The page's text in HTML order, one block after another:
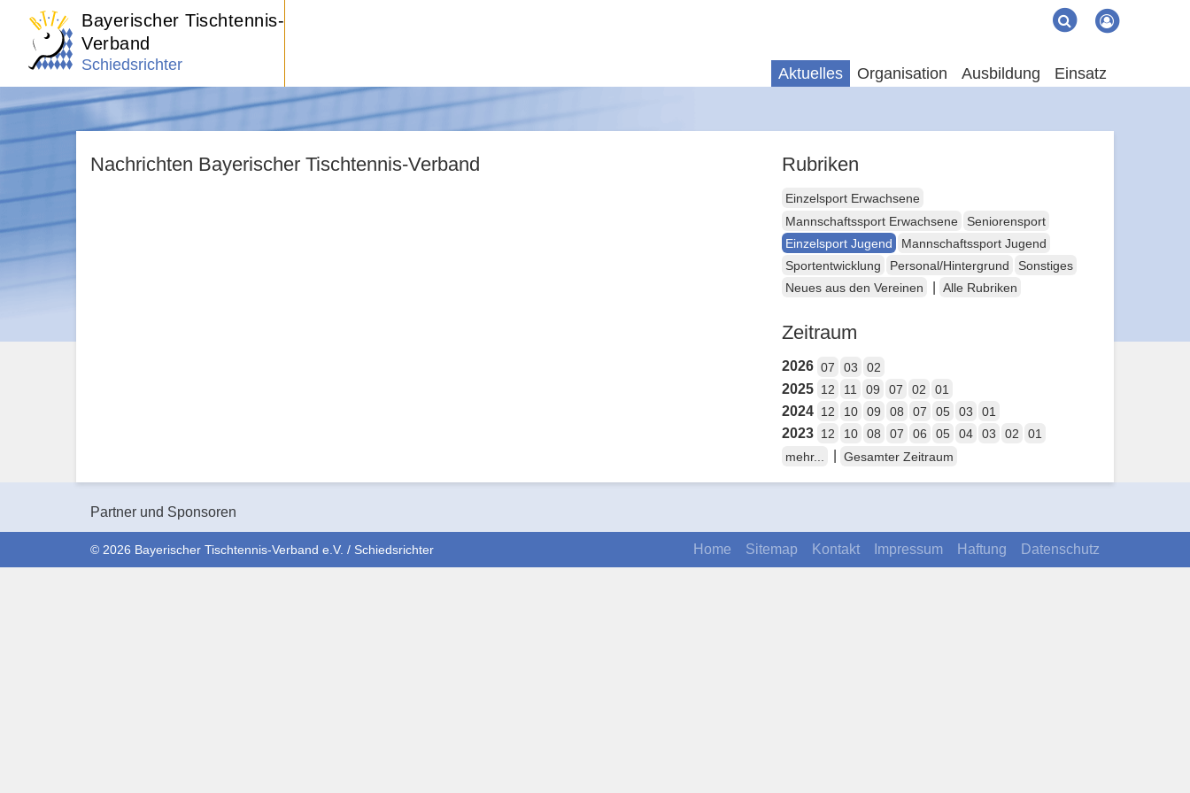
Bayerischer Tischtennis-
Verband
Schiedsrichter
Suche Suchen
Aktuelles Organisation Ausbildung Einsatz
Nachrichten Bayerischer Tischtennis-Verband Rubriken
Einzelsport Erwachsene
Mannschaftssport Erwachsene
Seniorensport
Einzelsport Jugend
Mannschaftssport Jugend
Sportentwicklung
Personal/Hintergrund
Sonstiges
Neues aus den Vereinen
Alle Rubriken
Zeitraum
2026 07 03 02
2025 12 11 09 07 02 01
2024 12 10 09 08 07 05 03 01
2023 12 10 08 07 06 05 04 03 02
01
mehr...
Gesamter Zeitraum
Partner und Sponsoren
Home Sitemap Kontakt Impressum Haftung Datenschutz
© 2026 Bayerischer Tischtennis-Verband e.V. / Schiedsrichter